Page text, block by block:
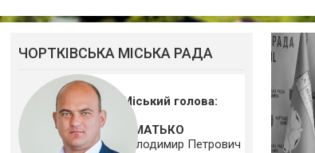
ЧОРТКІВСЬКА МІСЬКА РАДА
Міський голова:
ШМАТЬКО
Володимир Петрович